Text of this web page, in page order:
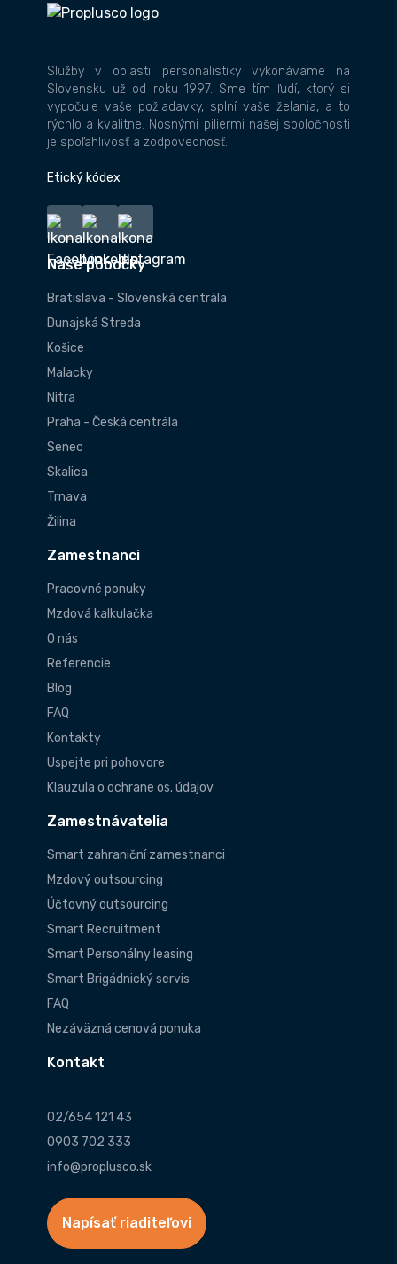
Služby v oblasti personalistiky vykonávame na
Slovensku už od roku 1997. Sme tím ľudí, ktorý si
vypočuje vaše požiadavky, splní vaše želania, a to
rýchlo a kvalitne. Nosnými piliermi našej spoločnosti
je spoľahlivosť a zodpovednosť.
Etický kódex
Naše pobočky
Bratislava - Slovenská centrála
Dunajská Streda
Košice
Malacky
Nitra
Praha - Česká centrála
Senec
Skalica
Trnava
Žilina
Zamestnanci
Pracovné ponuky
Mzdová kalkulačka
O nás
Referencie
Blog
FAQ
Kontakty
Uspejte pri pohovore
Klauzula o ochrane os. údajov
Zamestnávatelia
Smart zahraniční zamestnanci
Mzdový outsourcing
Účtovný outsourcing
Smart Recruitment
Smart Personálny leasing
Smart Brigádnický servis
FAQ
Nezáväzná cenová ponuka
Kontakt
02/654 121 43
0903 702 333
info@proplusco.sk
Napísať riaditeľovi